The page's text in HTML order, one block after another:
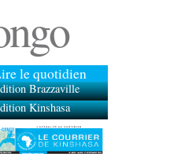
le quotidien
Brazzaville
Kinshasa